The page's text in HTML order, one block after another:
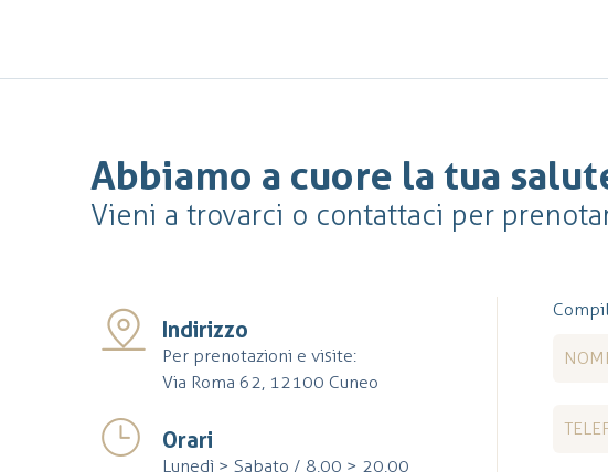
Abbiamo a cuore la tua
Vieni a trovarci o contattaci per
Indirizzo
Per prenotazioni e visite:
Via Roma 62, 12100 Cuneo
Orari
Lunedì > Sabato / 8,00 > 20,00